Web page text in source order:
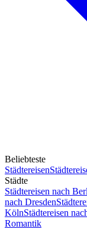
Beliebteste
Städtereisen
Städte
Städtereisen nach
nach Dresden
KölnStädtereisen
Romantik